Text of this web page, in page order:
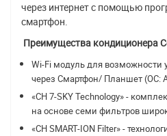
через интернет с помощью
смартфон.
Преимущества кондиционера
Wi-Fi модуль для возможности
через Смартфон/ Планшет (ОС:
«CH 7-SKY Technology» -
на основе семи фильтров
«CH SMART-ION Filter» -